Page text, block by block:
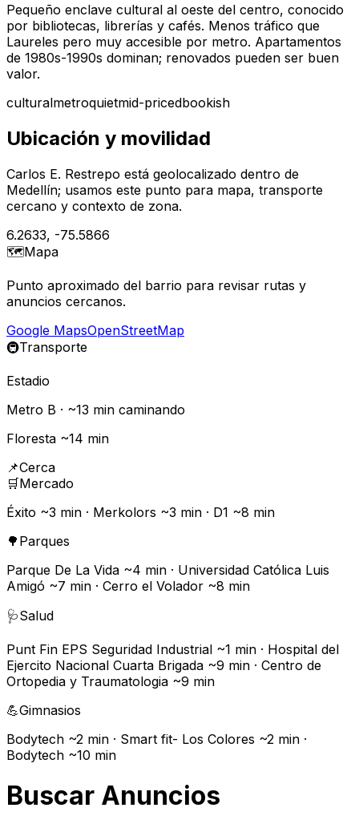
Pequeño enclave cultural al oeste del centro, conocido
por bibliotecas, librerías y cafés. Menos tráfico que
Laureles pero muy accesible por metro. Apartamentos
de 1980s-1990s dominan; renovados pueden ser buen
valor.
culturalmetroquietmid-pricedbookish
Ubicación y movilidad
Carlos E. Restrepo está geolocalizado dentro de
Medellín; usamos este punto para mapa, transporte
cercano y contexto de zona.
6.2633, -75.5866
🗺️Mapa
Punto aproximado del barrio para revisar rutas y
anuncios cercanos.
Google MapsOpenStreetMap
🚇Transporte
Estadio
Metro B · ~13 min caminando
Floresta ~14 min
📌Cerca
🛒Mercado
Éxito ~3 min · Merkolors ~3 min · D1 ~8 min
🌳 Parques
Parque De La Vida ~4 min · Universidad Católica Luis
Amigó ~7 min · Cerro el Volador ~8 min
🩺Salud
Punt Fin EPS Seguridad Industrial ~1 min · Hospital del
Ejercito Nacional Cuarta Brigada ~9 min · Centro de
Ortopedia y Traumatologia ~9 min
💪Gimnasios
Bodytech ~2 min · Smart fit- Los Colores ~2 min ·
Bodytech ~10 min
Buscar Anuncios